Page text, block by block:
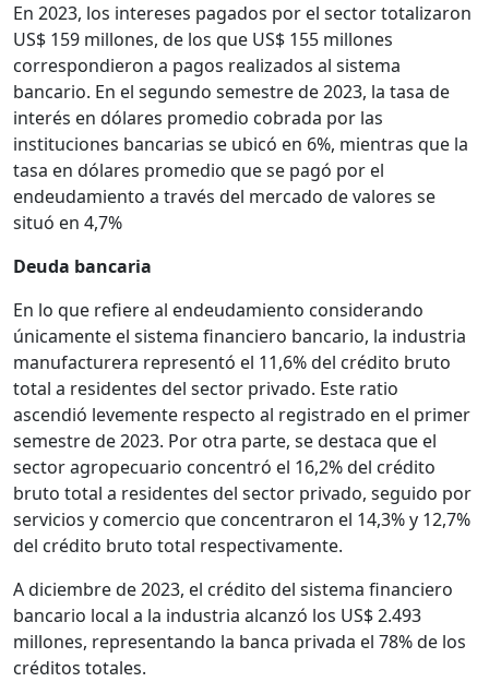
En 2023, los intereses pagados por el sector totalizaron
US$ 159 millones, de los que US$ 155 millones
correspondieron a pagos realizados al sistema
bancario. En el segundo semestre de 2023, la tasa de
interés en dólares promedio cobrada por las
instituciones bancarias se ubicó en 6%, mientras que la
tasa en dólares promedio que se pagó por el
endeudamiento a través del mercado de valores se
situó en 4,7%
Deuda bancaria
En lo que refiere al endeudamiento considerando
únicamente el sistema financiero bancario, la industria
manufacturera representó el 11,6% del crédito bruto
total a residentes del sector privado. Este ratio
ascendió levemente respecto al registrado en el primer
semestre de 2023. Por otra parte, se destaca que el
sector agropecuario concentró el 16,2% del crédito
bruto total a residentes del sector privado, seguido por
servicios y comercio que concentraron el 14,3% y 12,7%
del crédito bruto total respectivamente.
A diciembre de 2023, el crédito del sistema financiero
bancario local a la industria alcanzó los US$ 2.493
millones, representando la banca privada el 78% de los
créditos totales.